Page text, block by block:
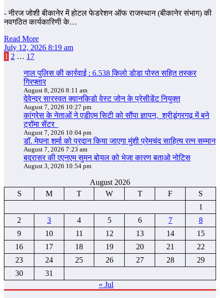
- नीरज जोशी बीकानेर में होटल फेडरेशन ऑफ राजस्थान (बीकानेर संभाग) की
नवगठित कार्यकारिणी के…
Read More
July 12, 2026 8:19 am
Posts
pagination
1 2 … 17
नाल पुलिस की कार्रवाई : 6.538 किलो डोडा पोस्त सहित तस्कर
गिरफ्तार
August 8, 2026 8:11 am
देवेन्द्र सारस्वत क्वानकिडो वेस्ट जोन के प्रेसीडेंट नियुक्त
August 7, 2026 10:27 pm
कांग्रेस के नेताओं ने एडीएम सिटी को सौंपा ज्ञापन, श्रीडूंगरगढ़ में बने
ट्रॉमा सेंटर
August 7, 2026 10:04 pm
डॉ. मेघना शर्मा को प्रदान किया जाएगा मुंशी प्रेमचंद साहित्य रत्न सम्‍मान
August 7, 2026 7:23 am
बदरासर की एएनएम सुमन बोयल को भेजा कारण बताओ नोटिस
August 3, 2026 10:54 pm
August 2026
S
M T W T F
S
1
2
3 4 5 6 7
8
9
10 11 12 13 14
15
16
17 18 19 20 21
22
23
24 25 26 27 28
29
30
31
« Jul